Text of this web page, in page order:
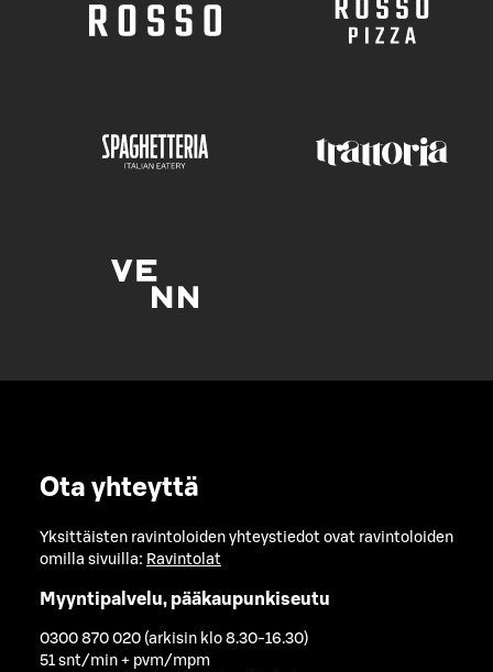
Ota yhteyttä
Yksittäisten ravintoloiden yhteystiedot ovat ravintoloiden
omilla sivuilla: Ravintolat
Myyntipalvelu, pääkaupunkiseutu
0300 870 020 (arkisin klo 8.30-16.30)
51 snt/min + pvm/mpm